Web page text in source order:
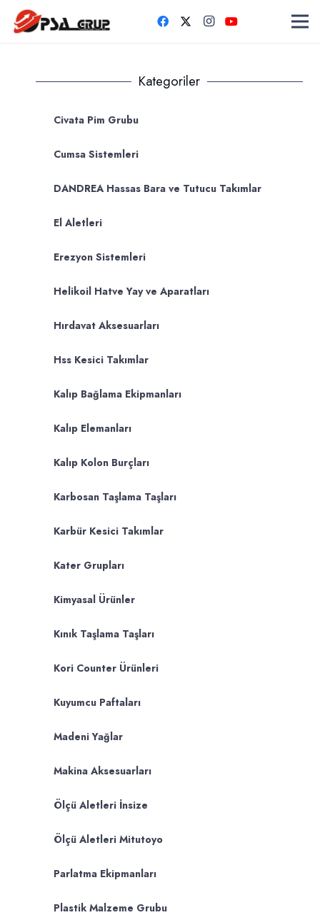
Kategoriler
Civata Pim Grubu
Cumsa Sistemleri
DANDREA Hassas Bara ve Tutucu Takımlar
El Aletleri
Erezyon Sistemleri
Helikoil Hatve Yay ve Aparatları
Hırdavat Aksesuarları
Hss Kesici Takımlar
Kalıp Bağlama Ekipmanları
Kalıp Elemanları
Kalıp Kolon Burçları
Karbosan Taşlama Taşları
Karbür Kesici Takımlar
Kater Grupları
Kimyasal Ürünler
Kınık Taşlama Taşları
Kori Counter Ürünleri
Kuyumcu Paftaları
Madeni Yağlar
Makina Aksesuarları
Ölçü Aletleri İnsize
Ölçü Aletleri Mitutoyo
Parlatma Ekipmanları
Plastik Malzeme Grubu